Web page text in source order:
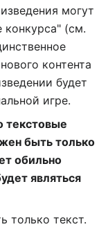
могут
конкурса" (см.
контента
будет
игре.
текстовые
быть только
обильно
являться
только текст.